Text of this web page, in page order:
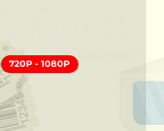
720P - 1080P